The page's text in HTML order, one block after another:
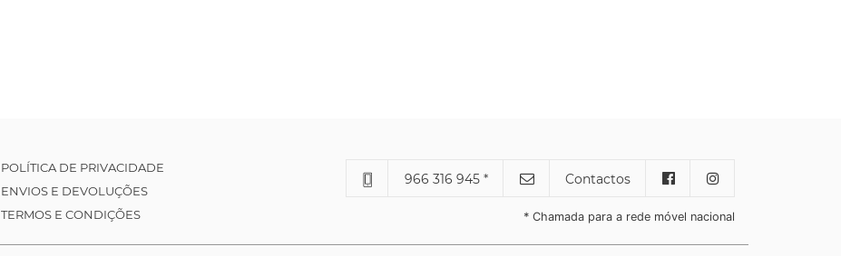
POLÍTICA DE PRIVACIDADE
ENVIOS E DEVOLUÇÕES
TERMOS E CONDIÇÕES
966 316 945 * Contactos
* Chamada para a rede móvel nacional